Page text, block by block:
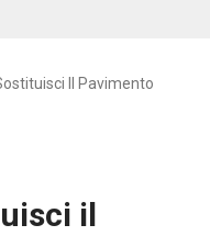
Il Pavimento
il